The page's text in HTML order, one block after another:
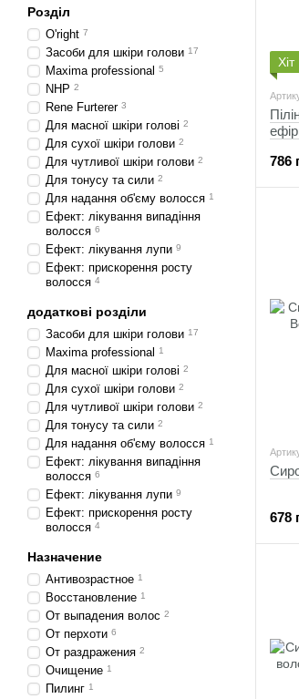
Хіт
786
678
Розділ
O'right 7
Засоби для шкіри голови 17
Maxima professional 5
NHP 2
Rene Furterer 3
Для масної шкіри голові 2
Для сухої шкіри голови 2
Для чутливої шкіри голови 2
Для тонусу та сили 2
Для надання об'єму волосся 1
Ефект: лікування випадіння
волосся 6
Ефект: лікування лупи 9
Ефект: прискорення росту
волосся 4
додаткові розділи
Засоби для шкіри голови 17
Maxima professional 1
Для масної шкіри голові 2
Для сухої шкіри голови 2
Для чутливої шкіри голови 2
Для тонусу та сили 2
Для надання об'єму волосся 1
Ефект: лікування випадіння
волосся 6
Ефект: лікування лупи 9
Ефект: прискорення росту
волосся 4
Назначение
Антивозрастное 1
Восстановление 1
От выпадения волос 2
От перхоти 6
От раздражения 2
Очищение 1
Пилинг 1